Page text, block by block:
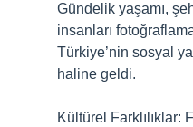
Gündelik yaşamı,
insanları
Türkiye’nin sosyal
haline geldi.
Kültürel Farklılıklar: